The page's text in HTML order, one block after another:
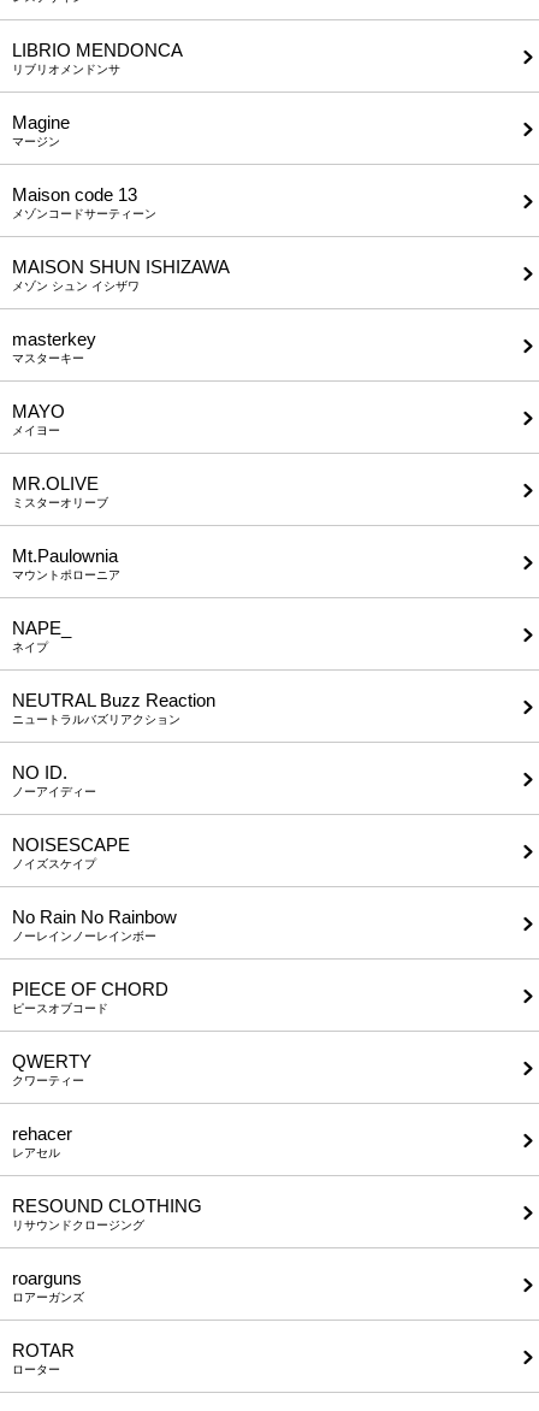
LIBRIO MENDONCA
リブリオメンドンサ
Magine
マージン
Maison code 13
メゾンコードサーティーン
MAISON SHUN ISHIZAWA
メゾン シュン イシザワ
masterkey
マスターキー
MAYO
メイヨー
MR.OLIVE
ミスターオリーブ
Mt.Paulownia
マウントポローニア
NAPE_
ネイプ
NEUTRAL Buzz Reaction
ニュートラルバズリアクション
NO ID.
ノーアイディー
NOISESCAPE
ノイズスケイプ
No Rain No Rainbow
ノーレインノーレインボー
PIECE OF CHORD
ピースオブコード
QWERTY
クワーティー
rehacer
レアセル
RESOUND CLOTHING
リサウンドクロージング
roarguns
ロアーガンズ
ROTAR
ローター